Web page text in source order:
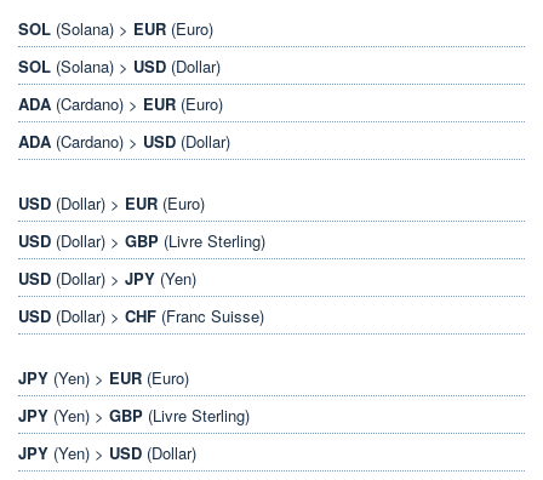
SOL (Solana) > EUR (Euro)
SOL (Solana) > USD (Dollar)
ADA (Cardano) > EUR (Euro)
ADA (Cardano) > USD (Dollar)
USD (Dollar) > EUR (Euro)
USD (Dollar) > GBP (Livre Sterling)
USD (Dollar) > JPY (Yen)
USD (Dollar) > CHF (Franc Suisse)
JPY (Yen) > EUR (Euro)
JPY (Yen) > GBP (Livre Sterling)
JPY (Yen) > USD (Dollar)